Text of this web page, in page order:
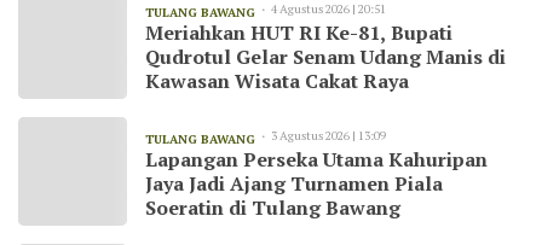
TULANG BAWANG 4 Agustus 2026 | 20:51
Meriahkan HUT RI Ke-81, Bupati
Qudrotul Gelar Senam Udang Manis di
Kawasan Wisata Cakat Raya
TULANG BAWANG 3 Agustus 2026 | 13:09
Lapangan Perseka Utama Kahuripan
Jaya Jadi Ajang Turnamen Piala
Soeratin di Tulang Bawang